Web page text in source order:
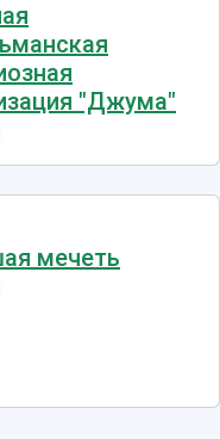
"Джума"
мечеть